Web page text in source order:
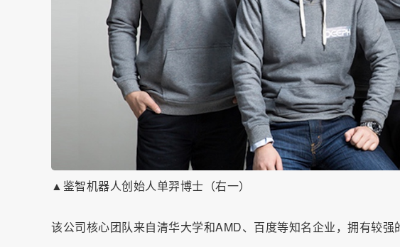
▲鉴智机器人创始人单羿博士（右一）
该公司核心团队来自清华大学和AMD、百度等知名企业，拥有较强